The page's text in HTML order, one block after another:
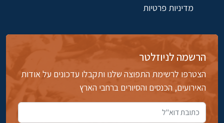
מדיניות פרטיות
הרשמה לניוזלטר
הצטרפו לרשימת התפוצה שלנו ותקבלו עדכונים על אודות
האירועים, הכנסים והסיורים ברחבי הארץ